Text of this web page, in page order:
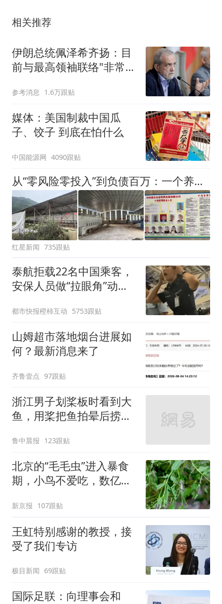
相关推荐
伊朗总统佩泽希齐扬：目
前与最高领袖联络"非常困
参考消息 1.6万跟贴
媒体：美国制裁中国瓜
子、饺子 到底在怕什么
中国能源网 4090跟贴
从“零风险零投入”到负债百万：一个养牛项目崩盘后，谁该为农户的贷款买单丨红星调查
红星新闻 735跟贴
泰航拒载22名中国乘客，
安保人员做“拉眼角”动
拒绝登机决定由航司作
出；亲历者：曾承诺免费
改签但没兑现
都市快报橙柿互动 5753跟贴
山姆超市落地烟台进展如
何？最新消息来了
齐鲁壹点 97跟贴
浙江男子划桨板时看到大
鱼，用桨把鱼拍晕后捞
两，做成红烧辣子鱼块，
味道很好
鲁中晨报 123跟贴
北京的“毛毛虫”进入暴食
期，小鸟不爱吃，数亿头
新京报 107跟贴
王虹特别感谢的教授，接
受了我们专访
极目新闻 69跟贴
国际足联：向理事会和